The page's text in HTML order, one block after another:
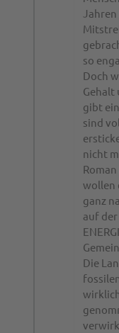
Jahren
so
Doch
Gehalt
gibt
sind
nicht
wollen
ganz
auf
Die